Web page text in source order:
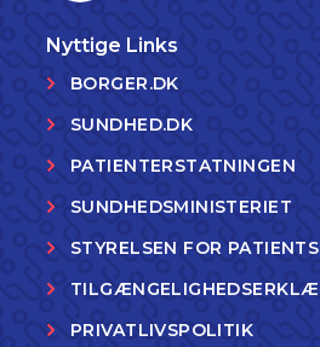
Nyttige Links
BORGER.DK
SUNDHED.DK
PATIENTERSTATNINGEN
SUNDHEDSMINISTERIET
STYRELSEN FOR
PRIVATLIVSPOLITIK